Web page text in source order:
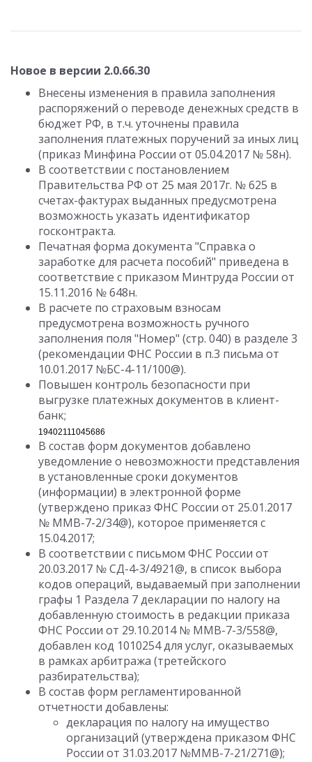
Новое в версии 2.0.66.30
Внесены изменения в правила заполнения
распоряжений о переводе денежных средств в
бюджет РФ, в т.ч. уточнены правила
заполнения платежных поручений за иных лиц
(приказ Минфина России от 05.04.2017 № 58н).
В соответствии с постановлением
Правительства РФ от 25 мая 2017г. № 625 в
счетах-фактурах выданных предусмотрена
возможность указать идентификатор
госконтракта.
Печатная форма документа "Справка о
заработке для расчета пособий" приведена в
соответствие с приказом Минтруда России от
15.11.2016 № 648н.
В расчете по страховым взносам
предусмотрена возможность ручного
заполнения поля "Номер" (стр. 040) в разделе 3
(рекомендации ФНС России в п.3 письма от
10.01.2017 №БС-4-11/100@).
Повышен контроль безопасности при
выгрузке платежных документов в клиент-
банк;
19402111045686
В состав форм документов добавлено
уведомление о невозможности представления
в установленные сроки документов
(информации) в электронной форме
(утверждено приказ ФНС России от 25.01.2017
№ ММВ-7-2/34@), которое применяется с
15.04.2017;
В соответствии с письмом ФНС России от
20.03.2017 № СД-4-3/4921@, в список выбора
кодов операций, выдаваемый при заполнении
графы 1 Раздела 7 декларации по налогу на
добавленную стоимость в редакции приказа
ФНС России от 29.10.2014 № ММВ-7-3/558@,
добавлен код 1010254 для услуг, оказываемых
в рамках арбитража (третейского
разбирательства);
В состав форм регламентированной
отчетности добавлены:
декларация по налогу на имущество
организаций (утверждена приказом ФНС
России от 31.03.2017 №ММВ-7-21/271@);